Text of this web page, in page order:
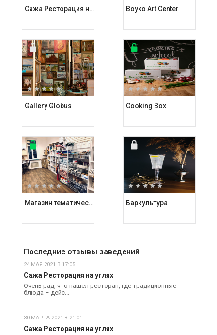
Сажа Ресторация на углях Boyko Art Center
Gallery Globus Cooking Box
Магазин тематических подарков Kashalot Баркультура
Последние отзывы заведений
24 МАЯ 2021 В 17:05
Сажа Ресторация на углях
Очень рад, что нашел ресторан, где традиционные
блюда – дейс...
30 МАРТА 2021 В 21:01
Сажа Ресторация на углях